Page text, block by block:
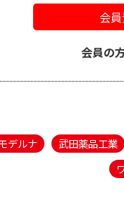
会
会員の
デルナ 武田薬品工業